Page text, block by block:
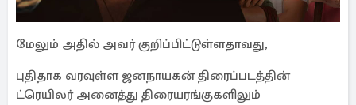
மேலும் அதில் அவர் குறிப்பிட்டுள்ளதாவது,
புதிதாக வரவுள்ள ஜனநாயகன் திரைப்படத்தின்
ட்ரெயிலர் அனைத்து திரையரங்குகளிலும்